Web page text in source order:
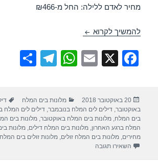
מחיר לאדם ללילה: החל מ-₪466
להמשיך לקרוא חופשה במלון לאונרדו אין ים המלח –
F
e
b
o
X
E
W
s
A
p
T
gr
a
m
e
פורסם
בתאריך
20 באוקטובר 2018 קטגוריות
מלונות בים המלח
באוקטובר,דילים לים המלח בנובמבר,דילים לים המלח
בים המלח,מלונות בים המלח באוקטובר,מלונות בים
המלח ברגע האחרון,מלונות בים המלח דילים,מלונות
מחירים,מלונות בים המלח זולים,מלונות זולים בים המלח
השאירו תגובה